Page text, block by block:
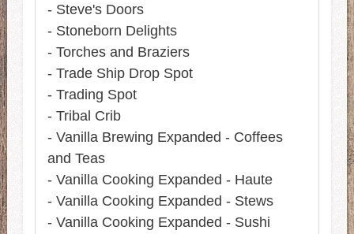
- Steve's Doors
- Stoneborn Delights
- Torches and Braziers
- Trade Ship Drop Spot
- Trading Spot
- Tribal Crib
- Vanilla Brewing Expanded - Coffees
and Teas
- Vanilla Cooking Expanded - Haute
- Vanilla Cooking Expanded - Stews
- Vanilla Cooking Expanded - Sushi